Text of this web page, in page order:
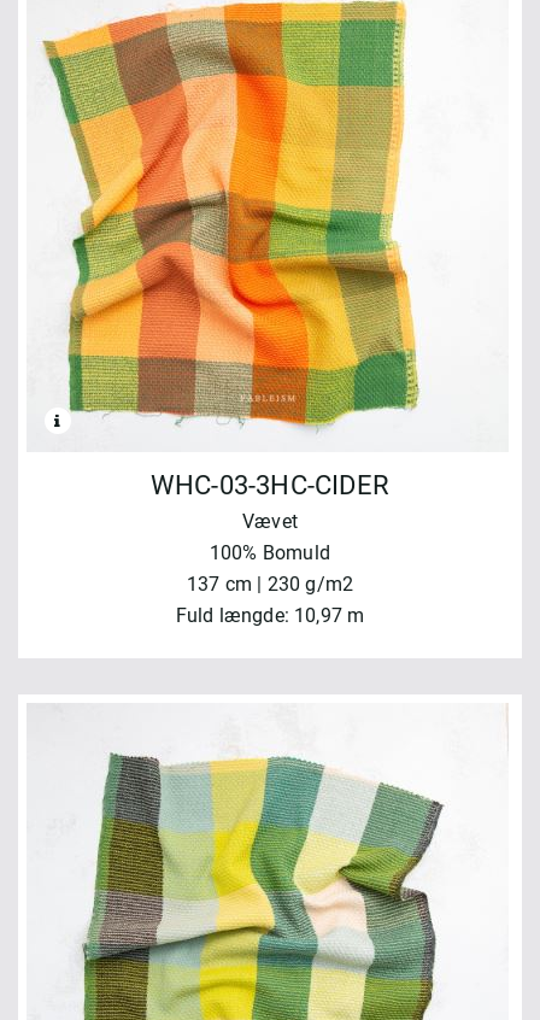
WHC-03-3HC-CIDER
Vævet
100% Bomuld
137 cm | 230 g/m2
Fuld længde: 10,97 m